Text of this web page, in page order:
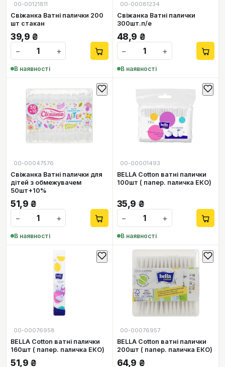
00-00121811
Свіжанка Ватні палички 200
шт стакан
39,9 ₴
−
+
В наявності
00-00081234
Свіжанка Ватні палички
300шт.п/е
48,9 ₴
−
+
В наявності
00-00047576
Свіжанка Ватні палички для
дітей з обмежувачем
50шт+10%
51,9 ₴
−
+
В наявності
00-00001493
BELLA Cotton ватні палички
100шт ( папер. паличка ЕКО)
35,9 ₴
−
+
В наявності
00-00076958
BELLA Cotton ватні палички
160шт ( папер. паличка ЕКО)
51,9 ₴
00-00076957
BELLA Cotton ватні палички
200шт ( папер. паличка ЕКО)
64,9 ₴